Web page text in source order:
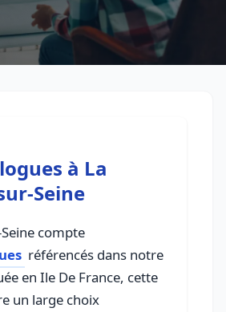
à La
Seine
compte
référencés dans notre
en Ile De France, cette
un large choix